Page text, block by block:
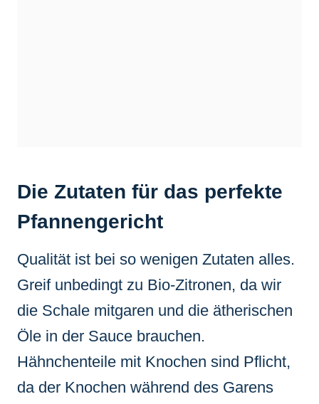
Die Zutaten für das perfekte
Pfannengericht
Qualität ist bei so wenigen Zutaten alles.
Greif unbedingt zu Bio-Zitronen, da wir
die Schale mitgaren und die ätherischen
Öle in der Sauce brauchen.
Hähnchenteile mit Knochen sind Pflicht,
da der Knochen während des Garens